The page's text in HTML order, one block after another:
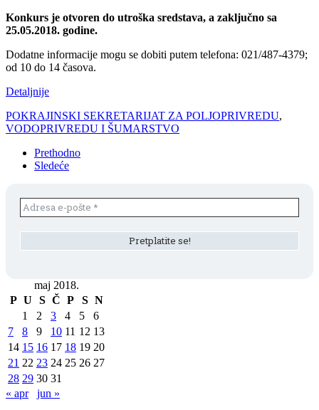
Konkurs je otvoren do utroška sredstava, a zaključno sa
25.05.2018. godine.
Dodatne informacije mogu se dobiti putem telefona: 021/487-4379;
od 10 do 14 časova.
Detaljnije
POKRAJINSKI SEKRETARIJAT ZA POLJOPRIVREDU,
VODOPRIVREDU I ŠUMARSTVO
Prethodno
Sledeće
maj 2018.
P U S Č P S N
1
2 3 4 5
6
7
8 9 10 11 12 13
14 15 16 17 18 19 20
21 22 23 24 25 26 27
28 29 30 31
« apr
jun »